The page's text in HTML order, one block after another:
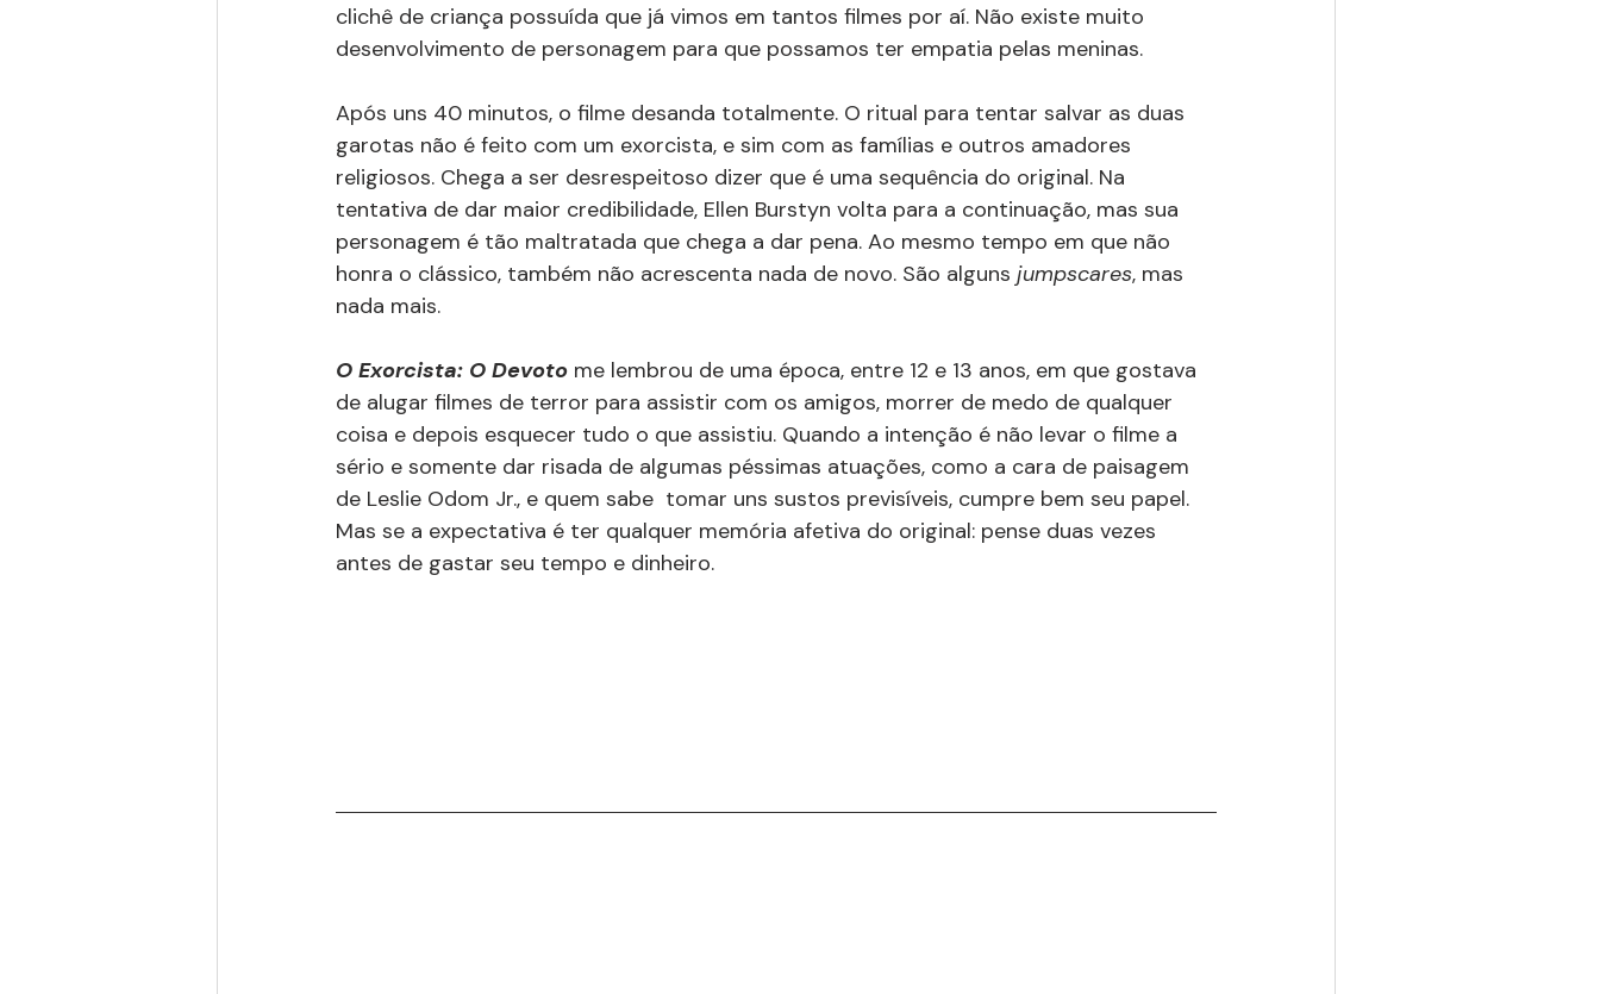
clichê de criança possuída que já vimos em tantos filmes por aí. Não existe muito
desenvolvimento de personagem para que possamos ter empatia pelas meninas.
Após uns 40 minutos, o filme desanda totalmente. O ritual para tentar salvar as duas
garotas não é feito com um exorcista, e sim com as famílias e outros amadores
religiosos. Chega a ser desrespeitoso dizer que é uma sequência do original. Na
tentativa de dar maior credibilidade, Ellen Burstyn volta para a continuação, mas sua
personagem é tão maltratada que chega a dar pena. Ao mesmo tempo em que não
honra o clássico, também não acrescenta nada de novo. São alguns jumpscares, mas
nada mais.
O Exorcista: O Devoto me lembrou de uma época, entre 12 e 13 anos, em que gostava
de alugar filmes de terror para assistir com os amigos, morrer de medo de qualquer
coisa e depois esquecer tudo o que assistiu. Quando a intenção é não levar o filme a
sério e somente dar risada de algumas péssimas atuações, como a cara de paisagem
de Leslie Odom Jr., e quem sabe  tomar uns sustos previsíveis, cumpre bem seu papel.
Mas se a expectativa é ter qualquer memória afetiva do original: pense duas vezes
antes de gastar seu tempo e dinheiro.